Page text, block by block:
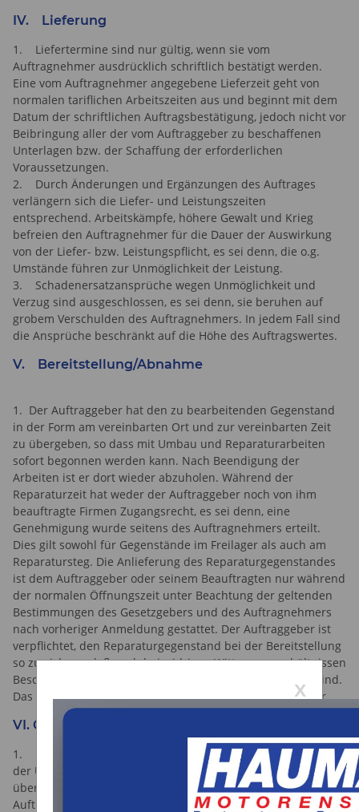
IV. Lieferung
1. Liefertermine sind nur gültig, wenn sie vom
Auftragnehmer ausdrücklich schriftlich bestätigt werden.
Eine vom Auftragnehmer angegebene Lieferzeit geht von
normalen tariflichen Arbeitszeiten aus und beginnt mit dem
Datum der schriftlichen Auftragsbestätigung, jedoch nicht vor
Beibringung aller der vom Auftraggeber zu beschaffenen
Unterlagen bzw. der Schaffung der erforderlichen
Voraussetzungen.
2. Durch Änderungen und Ergänzungen des Auftrages
verlängern sich die Liefer- und Leistungszeiten
entsprechend. Arbeitskämpfe, höhere Gewalt und Krieg
befreien den Auftragnehmer für die Dauer der Auswirkung
von der Liefer- bzw. Leistungspflicht, es sei denn, die o.g.
Umstände führen zur Unmöglichkeit der Leistung.
3. Schadenersatzansprüche wegen Unmöglichkeit und
Verzug sind ausgeschlossen, es sei denn, sie beruhen auf
grobem Verschulden des Auftragnehmers. In jedem Fall sind
die Ansprüche beschränkt auf die Höhe des Auftragswertes.
V. Bereitstellung/Abnahme
1. Der Auftraggeber hat den zu bearbeitenden Gegenstand
in der Form am vereinbarten Ort und zur vereinbarten Zeit
zu übergeben, so dass mit Umbau und Reparaturarbeiten
sofort begonnen werden kann. Nach Beendigung der
Arbeiten ist er dort wieder abzuholen. Während der
Reparaturzeit hat weder der Auftraggeber noch von ihm
beauftragte Firmen Zugangsrecht, es sei denn, eine
Genehmigung wurde seitens des Auftragnehmers erteilt.
Dies gilt sowohl für Gegenstände im Freilager als auch am
Reparatursteg. Die Anlieferung des Reparaturgegenstandes
ist dem Auftraggeber oder seinem Beauftragten nur während
der normalen Öffnungszeit unter Beachtung der geltenden
Bestimmungen des Gesetzgebers und des Auftragnehmers
nach vorheriger Anmeldung gestattet. Der Auftraggeber ist
verpflichtet, den Reparaturgegenstand bei der Bereitstellung
so zu sichern, daß auch bei widrigen Witterungsverhältnissen
Beschädigungen fremder Gegenstände ausgeschlossen sind.
Das Betreten des Geländes erfolgt stets auf eigene Gefahr.
VI. Gefahrenübergang
1. Ist der Auftraggeber Unternehmer, geht die Gefahr mit
der Übergabe bzw. Rechnungsstellung auf den Auftraggeber
über. Das gleiche gilt sinngemäß bei Annahmeverzug des
Auftraggebers. Ist der Auftraggeber Verbraucher, geht die
x